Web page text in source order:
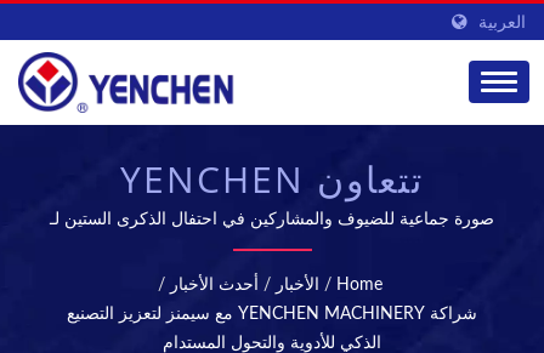
العربية
تتعاون YENCHEN
MACHINERY مع
SIEMENS لتعزيز تصنيع
الأدوية الذكي والتحول
صورة جماعية للضيوف والمشاركين في احتفال الذكرى الستين لـ
YENCHEN MACHINERYتخصصت YENCHEN MACHINERY
Home
/ الأخبار / أحدث الأخبار
/
شراكة YENCHEN MACHINERY مع سيمنز لتعزيز التصنيع
الذكي للأدوية والتحول المستدام